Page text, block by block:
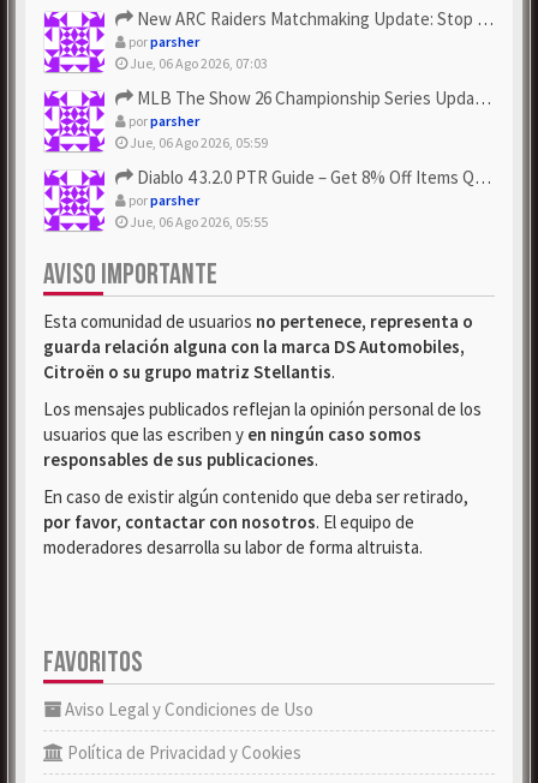
New ARC Raiders Matchmaking Update: Stop Failed - Grab Bluep...
porparsher
Jue, 06 Ago 2026, 07:03
MLB The Show 26 Championship Series Update! Get Cheap & ...
porparsher
Jue, 06 Ago 2026, 05:59
Diablo 4 3.2.0 PTR Guide – Get 8% Off Items Quickly to Test ...
porparsher
Jue, 06 Ago 2026, 05:55
AVISO IMPORTANTE
Esta comunidad de usuarios no pertenece, representa o
guarda relación alguna con la marca DS Automobiles,
Citroën o su grupo matriz Stellantis.
Los mensajes publicados reflejan la opinión personal de los
usuarios que las escriben y en ningún caso somos
responsables de sus publicaciones.
En caso de existir algún contenido que deba ser retirado,
por favor, contactar con nosotros. El equipo de
moderadores desarrolla su labor de forma altruista.
FAVORITOS
Aviso Legal y Condiciones de Uso
Política de Privacidad y Cookies